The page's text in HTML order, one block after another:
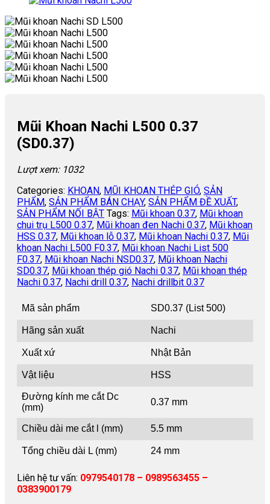
Mũi Khoan Nachi L500 0.37
(SD0.37)
Lượt xem: 1032
Categories: KHOAN, MŨI KHOAN THÉP GIÓ, SẢN
PHẨM, SẢN PHẨM BÁN CHẠY, SẢN PHẨM ĐỀ XUẤT,
SẢN PHẨM NỐI BẬT Tags: Mũi khoan 0.37, Mũi khoan
chui trụ L500 0.37, Mũi khoan đen Nachi 0.37, Mũi khoan
HSS 0.37, Mũi khoan lỗ 0.37, Mũi khoan Nachi 0.37, Mũi
khoan Nachi L500 F0.37, Mũi khoan Nachi List 500
F0.37, Mũi khoan Nachi NSD0.37, Mũi khoan Nachi
SD0.37, Mũi khoan thép gió Nachi 0.37, Mũi khoan thép
Nachi 0.37, Nachi drill 0.37, Nachi drillbit 0.37
Mã sản phẩm SD0.37 (List 500)
Hãng sản xuất Nachi
Xuất xứ Nhật Bản
Vật liệu HSS
Đường kính me cắt Dc
(mm)
0.37 mm
Chiều dài me cắt l (mm) 5.5 mm
Tổng chiều dài L (mm) 24 mm
Liên hệ tư vấn: 0979540178 – 0989563455 –
0383900179